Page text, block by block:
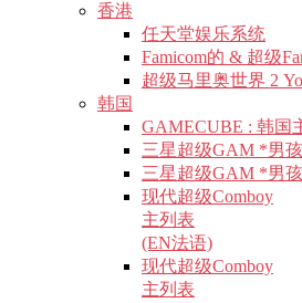
香港
任天堂娱乐系统
Famicom的 & 超级
超级马里奥世界 2
韩国
GAMECUBE : 韩国
三星超级GAM *男
三星超级GAM *男
现代超级Comboy
主列表
(EN法语)
现代超级Comboy
主列表